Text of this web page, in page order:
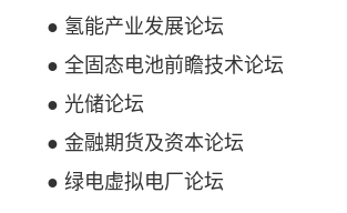
● 氢能产业发展论坛
● 全固态电池前瞻技术论坛
● 光储论坛
● 金融期货及资本论坛
● 绿电虚拟电厂论坛